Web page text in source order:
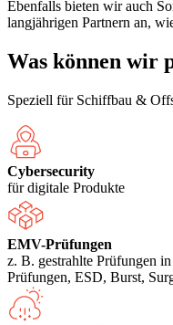
Ebenfalls bieten wir auch
langjährigen Partnern an,
Was können wir
Speziell für Schiffbau &
Cybersecurity
für digitale Produkte
EMV-Prüfungen
z. B. gestrahlte Prüfungen
Prüfungen, ESD, Burst,